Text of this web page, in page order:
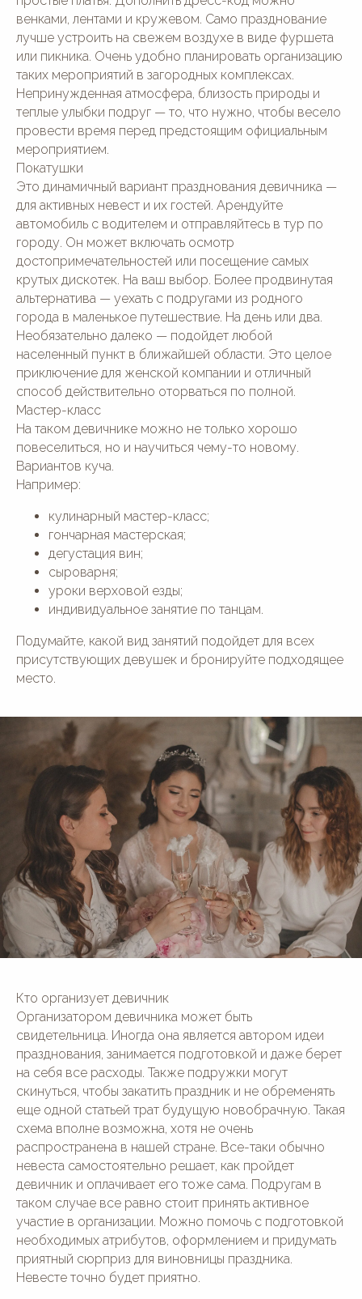
венками, лентами и кружевом. Само празднование
лучше устроить на свежем воздухе в виде фуршета
или пикника. Очень удобно планировать организацию
таких мероприятий в загородных комплексах.
Непринужденная атмосфера, близость природы и
теплые улыбки подруг — то, что нужно, чтобы весело
провести время перед предстоящим официальным
мероприятием.
Покатушки
Это динамичный вариант празднования девичника —
для активных невест и их гостей. Арендуйте
автомобиль с водителем и отправляйтесь в тур по
городу. Он может включать осмотр
достопримечательностей или посещение самых
крутых дискотек. На ваш выбор. Более продвинутая
альтернатива — уехать с подругами из родного
города в маленькое путешествие. На день или два.
Необязательно далеко — подойдет любой
населенный пункт в ближайшей области. Это целое
приключение для женской компании и отличный
способ действительно оторваться по полной.
Мастер-класс
На таком девичнике можно не только хорошо
повеселиться, но и научиться чему-то новому.
Вариантов куча.
Например:
кулинарный мастер-класс;
гончарная мастерская;
дегустация вин;
сыроварня;
уроки верховой езды;
индивидуальное занятие по танцам.
Подумайте, какой вид занятий подойдет для всех
присутствующих девушек и бронируйте подходящее
место.
Кто организует девичник
Организатором девичника может быть
свидетельница. Иногда она является автором идеи
празднования, занимается подготовкой и даже берет
на себя все расходы. Также подружки могут
скинуться, чтобы закатить праздник и не обременять
еще одной статьей трат будущую новобрачную. Такая
схема вполне возможна, хотя не очень
распространена в нашей стране. Все-таки обычно
невеста самостоятельно решает, как пройдет
девичник и оплачивает его тоже сама. Подругам в
таком случае все равно стоит принять активное
участие в организации. Можно помочь с подготовкой
необходимых атрибутов, оформлением и придумать
приятный сюрприз для виновницы праздника.
Невесте точно будет приятно.
СВАДЬБЫ «ПОД КЛЮЧ»
Свадьбы до 800 тыс. руб
Свадьбы от 800 до 1 млн тыс.
руб
Свадьбы от 1 млн руб
Свадьба "под ключ"
КОНТАКТЫ
© 2016—2026 Сайт сети свадебных площадок «House for
Сайт не является публичной офертой и носит
информационный характер.
Политика обработки персональных данных
Почта:
houseforwedding@gmail.com
Телефон:
Написать в Telegram:
Написать в MAX:
House for Wedding